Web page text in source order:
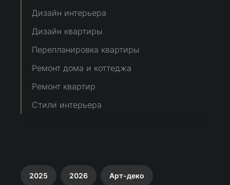
Дизайн интерьера
Дизайн квартиры
Перепланировка квартиры
Ремонт дома и коттеджа
Ремонт квартир
Стили интерьера
2025 2026 Арт-деко